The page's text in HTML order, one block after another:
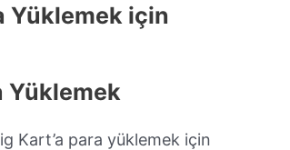
Yüklemek için
Yüklemek
Kart’a para yüklemek için